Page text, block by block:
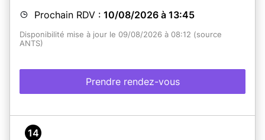
Prochain RDV : 10/08/2026 à 13:45
Disponibilité mise à jour le 09/08/2026 à 08:12 (source
ANTS)
Prendre rendez-vous
14